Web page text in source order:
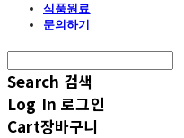
식품원료
문의하기
Search 검색
Log In 로그인
Cart장바구니